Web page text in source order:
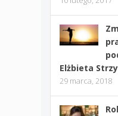
Elżbieta
29 marca, 2018